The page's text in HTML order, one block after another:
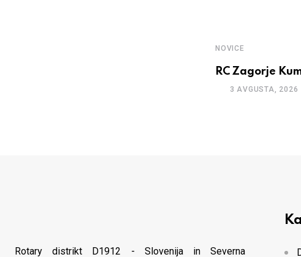
NOVICE
RC Zagorje
3 AVGUSTA, 2026
Rotary distrikt D1912 - Slovenija in Severna